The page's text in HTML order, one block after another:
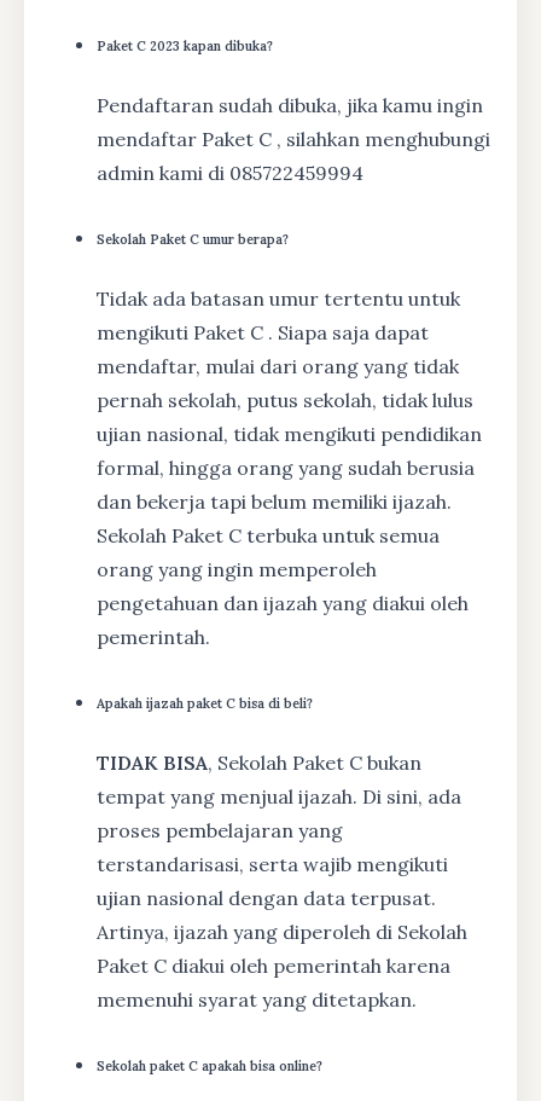
Paket C 2023 kapan dibuka?
Pendaftaran sudah dibuka, jika kamu ingin
mendaftar Paket C , silahkan menghubungi
admin kami di 085722459994
Sekolah Paket C umur berapa?
Tidak ada batasan umur tertentu untuk
mengikuti Paket C . Siapa saja dapat
mendaftar, mulai dari orang yang tidak
pernah sekolah, putus sekolah, tidak lulus
ujian nasional, tidak mengikuti pendidikan
formal, hingga orang yang sudah berusia
dan bekerja tapi belum memiliki ijazah.
Sekolah Paket C terbuka untuk semua
orang yang ingin memperoleh
pengetahuan dan ijazah yang diakui oleh
pemerintah.
Apakah ijazah paket C bisa di beli?
TIDAK BISA, Sekolah Paket C bukan
tempat yang menjual ijazah. Di sini, ada
proses pembelajaran yang
terstandarisasi, serta wajib mengikuti
ujian nasional dengan data terpusat.
Artinya, ijazah yang diperoleh di Sekolah
Paket C diakui oleh pemerintah karena
memenuhi syarat yang ditetapkan.
Sekolah paket C apakah bisa online?